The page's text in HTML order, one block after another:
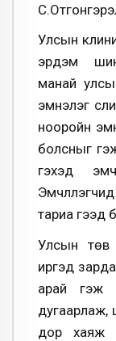
Улсын
эрдэм
манай
эмнэлэг
нооройн
болсныг
гэхэд
тариа гээд
Улсын төв
иргэд
арай гэж
дугаарлаж,
дор хаяж